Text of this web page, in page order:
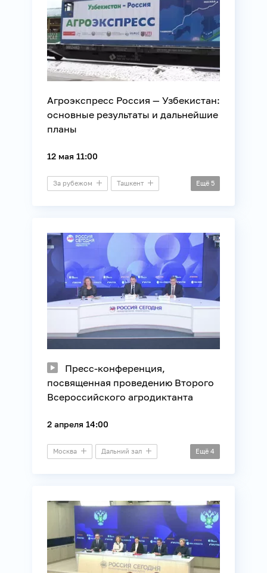
Агроэкспресс Россия — Узбекистан:
основные результаты и дальнейшие
планы
12 мая 11:00
За рубежом Ташкент
Экономика
Ещё 5
Пресс-конференция,
посвященная проведению Второго
Всероссийского агродиктанта
2 апреля 14:00
Москва Дальний зал
Сельское хозяйство
Ещё 4